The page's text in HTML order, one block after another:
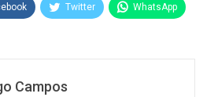
Twitter WhatsApp
Campos